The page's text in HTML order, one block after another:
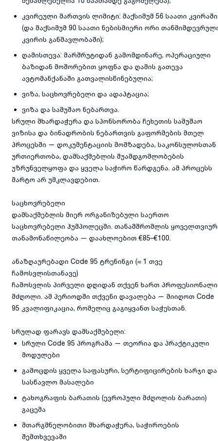
კვირეული მართვის ლიმიტი: მაქსიმუმ 56 საათი კვირაში
(და მაქსიმუმ 90 საათი ნებისმიერი ორი
კვირის განმავლობაში);
ღამისთევა: მარშრუტიდან გამომდინარე, ოპერაციული
ბაზიდან მოშორებით ყოფნა და ღამის გათევა
ავტომანქანაში გათვალისწინებულია;
ვიზა, საცხოვრებელი და ადაპტაცია;
ვიზა და სამუშაო ნებართვა.
სრული მხარდაჭერა და სპონსორობა ჩეხეთის სამუშაო
ვიზისა და ბინადრობის ნებართვის გაფორმების მთელ
პროცესში — დოკუმენტაციის მომზადება, საკონსულოსთან
ურთიერთობა, დამსაქმებლის შუამდგომლობების
უზრუნველყოფა და ყველა საჭირო წარდგენა. ამ პროცესს
მარტო არ უმკლავდებით.
საცხოვრებელი
დამსაქმებლის მიერ ორგანიზებული საერთო
საცხოვრებელი ჰუმპოლეცში. თანამშრომლის
თანამონაწილეობა — დაახლოებით €85–€100.
ანაზღაურებადი Code 95 ტრენინგი (≈ 1 თვე
ჩამოსვლისთანავე)
ჩამოსვლის პირველი დღიდან თქვენ ხართ პროფესიონალი
მძღოლი. ამ პერიოდში თქვენი დავალება — მიიღოთ Code
95 კვალიფიკაცია, რომელიც გაგიყვანთ საჭესთან.
სრულად ფარავს დამსაქმებელი:
სრული Code 95 პროგრამა — თეორია და პრაქტიკული
მოდულები
გამოცდის ყველა საფასური, სერტიფიცირების ხარჯი და
სასწავლო მასალები
ტახოგრაფის ბარათის (ევროპული მძღოლის ბარათი)
გაცემა
მთარგმნელობითი მხარდაჭერა, საჭიროების
შემთხვევაში